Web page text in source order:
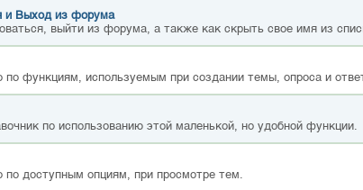
и Выход из форума
выйти из форума, а также как скрыть свое имя из
по функциям, используемым при создании темы, опроса и
по использованию этой маленькой, но удобной функции.
по доступным опциям, при просмотре тем.